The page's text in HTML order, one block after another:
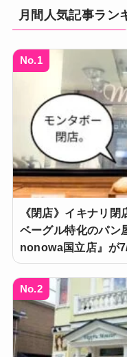
月間人気記事ラン
No.1
《閉店》イキナリ
ベーグル特化のパン
nonowa国立店』が
No.2